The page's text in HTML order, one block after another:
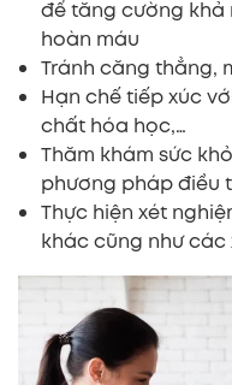
để tăng cường khả
hoàn máu
Tránh căng thẳng,
Hạn chế tiếp xúc
chất hóa học,…
Thăm khám sức
phương pháp điều
Thực hiện xét
khác cũng như các